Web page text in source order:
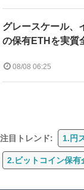
グレースケール、
の保有ETHを実質
08/08 06:25
注目トレンド: 1.円
2.ビットコイン保有